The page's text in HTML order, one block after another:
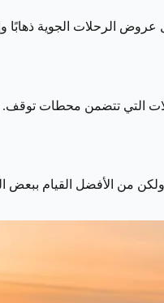
الرحلات الجوية ذهابًا
تتضمن محطات توقف.
من الأفضل القيام ببعض